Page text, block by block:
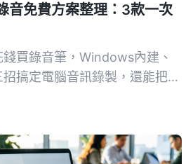
音免費方案整理：3款一次
買錄音筆，Windows內建、
搞定電腦音訊錄製，還能把會